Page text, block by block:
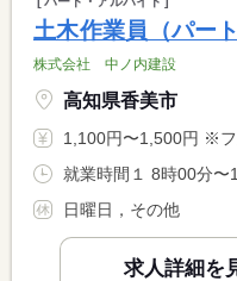
土木作業員（パート
株式会社 中ノ内建設
高知県香美市
1,100円〜1,500円 ※フルタイム求人の場合は
日曜日，その他
求人詳細を